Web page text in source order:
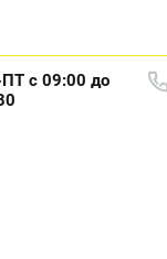
с 09:00 до